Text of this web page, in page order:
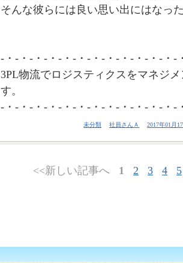
そんな彼らには良い思い出にはなっ
-・-・-・-・-・-・-・-・-・-・-・-・-
3PL物流でロジスティクスをマネジ
す。
-・-・-・-・-・-・-・-・-・-・-・-・-
未分類 社員さんＡ 2017年01月
<<新しい記事へ 1 2 3 4 5